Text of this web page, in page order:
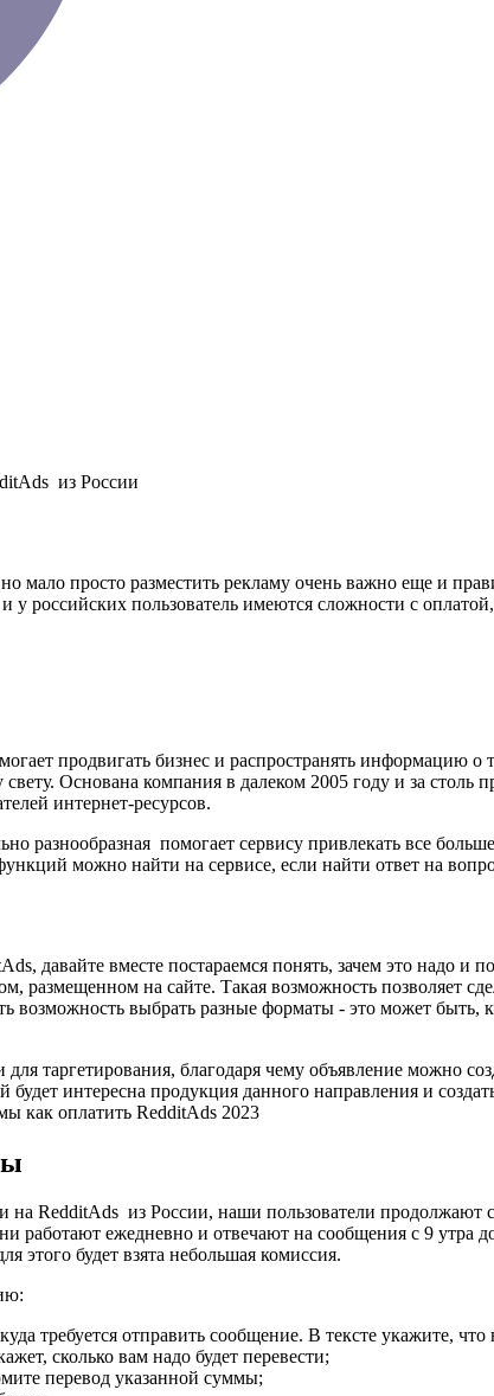
из России
мало просто разместить рекламу очень важно еще и
у российских пользователь имеются сложности с
продвигать бизнес и распространять информацию
Основана компания в далеком 2005 году и за
интернет-ресурсов.
разнообразная помогает сервису привлекать все
можно найти на сервисе, если найти ответ на
давайте вместе постараемся понять, зачем это надо
размещенном на сайте. Такая возможность позволяет
возможность выбрать разные форматы - это может
таргетирования, благодаря чему объявление можно
интересна продукция данного направления и
как оплатить RedditAds 2023
на RedditAds из России, наши пользователи
работают ежедневно и отвечают на сообщения с 9
будет взята небольшая комиссия.
требуется отправить сообщение. В тексте укажите,
сколько вам надо будет перевести;
перевод указанной суммы;